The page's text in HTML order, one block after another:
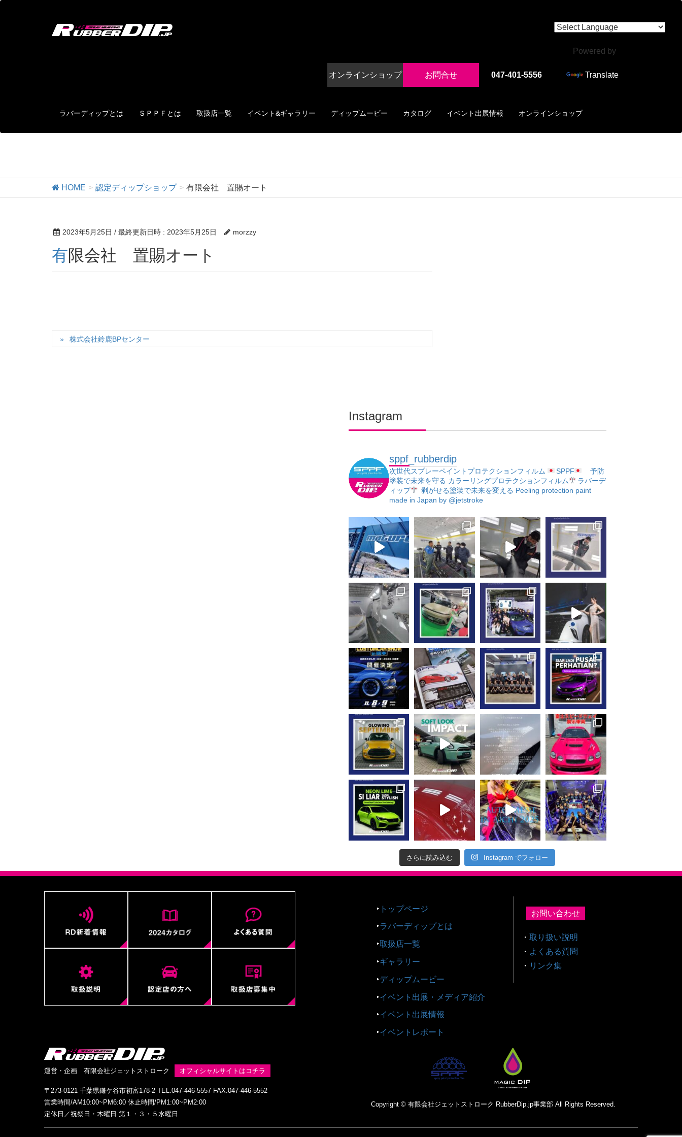
オンラインショップ お問合せ 047-401-5556
Powered by
Translate
ラバーディップとは ＳＰＰＦとは 取扱店一覧 イベント&ギャラリー ディップムービー カタログ イベント出展情報 オンラインショップ
HOME 認定ディップショップ 有限会社 置賜オート
2023年5月25日 / 最終更新日時 : 2023年5月25日 morzzy
有限会社 置賜オート
株式会社鈴鹿BPセンター
Instagram
sppf_rubberdip
次世代スプレーペイントプロテクションフィルム SPPF
予防
塗装で未来を守る カラーリングプロテクションフィルム
ラバーデ
ィップ
剥がせる塗装で未来を変える Peeling protection paint
made in Japan by @jetstroke
さらに読み込む Instagram でフォロー
‣ トップページ
‣ラバーディップとは
‣取扱店一覧
‣ギャラリー
‣ディップムービー
‣イベント出展・メディア紹介
‣イベント出展情報
‣イベントレポート
お問い合わせ
・ 取り扱い説明
・ よくある質問
・ リンク集
運営・企画 有限会社ジェットストローク オフィシャルサイトはコチラ
〒273-0121 千葉県鎌ケ谷市初富178-2 TEL.047-446-5557 FAX.047-446-5552
営業時間/AM10:00~PM6:00 休止時間/PM1:00~PM2:00
定休日／祝祭日・木曜日 第１・３・５水曜日
Copyright © 有限会社ジェットストローク RubberDip.jp事業部 All Rights Reserved.